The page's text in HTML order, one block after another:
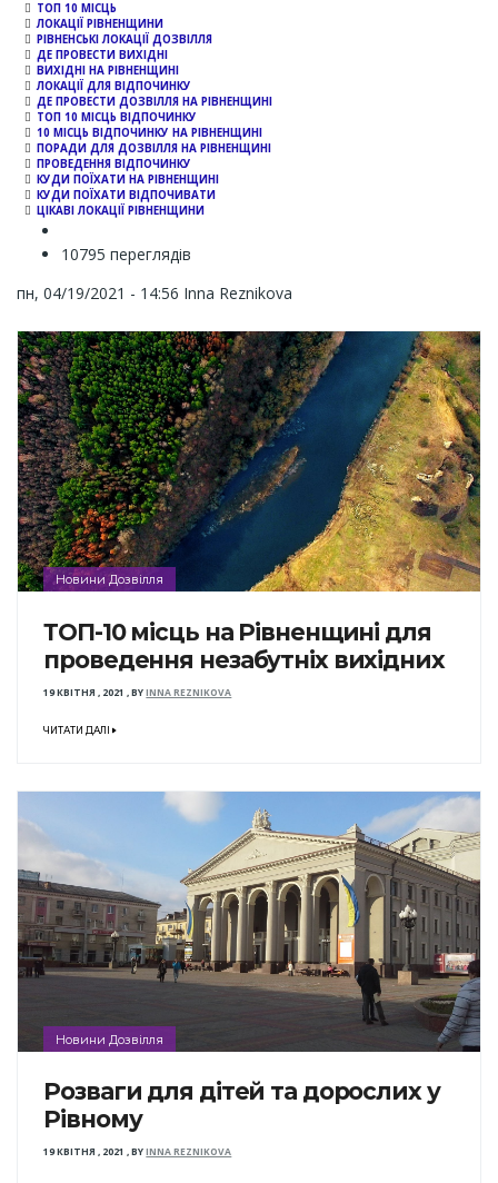
ТОП 10 МІСЦЬ
ЛОКАЦІЇ РІВНЕНЩИНИ
РІВНЕНСЬКІ ЛОКАЦІЇ ДОЗВІЛЛЯ
ДЕ ПРОВЕСТИ ВИХІДНІ
ВИХІДНІ НА РІВНЕНЩИНІ
ЛОКАЦІЇ ДЛЯ ВІДПОЧИНКУ
ДЕ ПРОВЕСТИ ДОЗВІЛЛЯ НА РІВНЕНЩИНІ
ТОП 10 МІСЦЬ ВІДПОЧИНКУ
10 МІСЦЬ ВІДПОЧИНКУ НА РІВНЕНЩИНІ
ПОРАДИ ДЛЯ ДОЗВІЛЛЯ НА РІВНЕНЩИНІ
ПРОВЕДЕННЯ ВІДПОЧИНКУ
КУДИ ПОЇХАТИ НА РІВНЕНЩИНІ
КУДИ ПОЇХАТИ ВІДПОЧИВАТИ
ЦІКАВІ ЛОКАЦІЇ РІВНЕНЩИНИ
10795 переглядів
пн, 04/19/2021 - 14:56 Inna Reznikova
Новини Дозвілля
ТОП-10 місць на Рівненщині для
проведення незабутніх вихідних
19 КВІТНЯ , 2021 ,BYINNA REZNIKOVA
ЧИТАТИ ДАЛІ
Новини Дозвілля
Розваги для дітей та дорослих у
Рівному
19 КВІТНЯ , 2021 ,BYINNA REZNIKOVA